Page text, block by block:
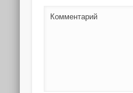
Комментарий